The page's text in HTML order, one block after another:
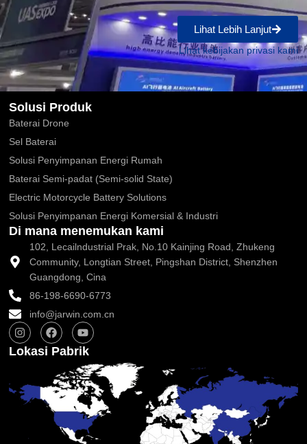
Lihat Lebih Lanjut
Lihat kebijakan privasi kami
Solusi Produk
Baterai Drone
Sel Baterai
Solusi Penyimpanan Energi Rumah
Baterai Semi-padat (Semi-solid State)
Electric Motorcycle Battery Solutions
Solusi Penyimpanan Energi Komersial & Industri
Di mana menemukan kami
102, Lecailndustrial Prak, No.10 Kainjing Road, Zhukeng
Community, Longtian Street, Pingshan District, Shenzhen
Guangdong, Cina
86-198-6690-6773
info@jarwin.com.cn
I
n
s
t
g
r
a
F
a
c
e
o
o
k
Y
o
u
t
u
b
e
Lokasi Pabrik